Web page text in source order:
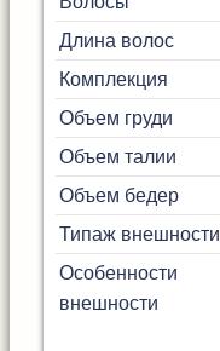
Длина волос
Комплекция
Объем груди
Объем талии
Объем бедер
Типаж внешности
Особенности
внешности